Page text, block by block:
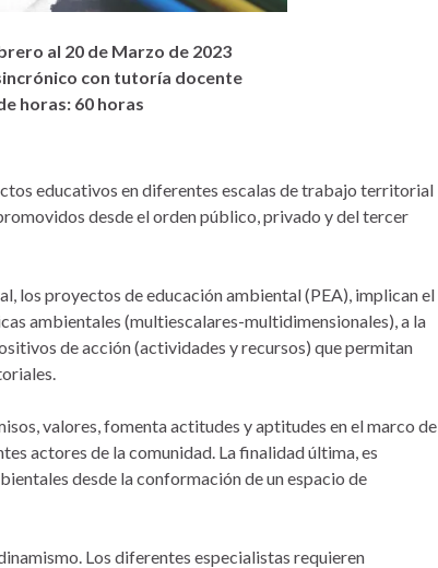
al 20 de Marzo de 2023
con tutoría docente
horas: 60 horas
educativos en diferentes escalas de trabajo territorial
desde el orden público, privado y del tercer
los proyectos de educación ambiental (PEA), implican el
ambientales (multiescalares-multidimensionales), a la
de acción (actividades y recursos) que permitan
valores, fomenta actitudes y aptitudes en el marco de
actores de la comunidad. La finalidad última, es
desde la conformación de un espacio de
Los diferentes especialistas requieren